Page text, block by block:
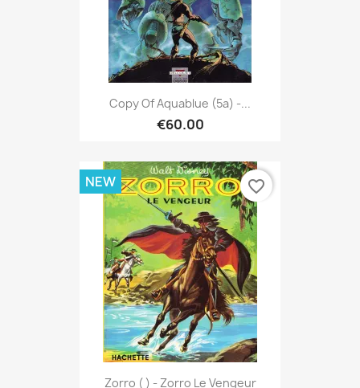
Copy Of Aquablue (5a) -...
€60.00
Zorro ( ) - Zorro Le Vengeur
NEW favorite_border